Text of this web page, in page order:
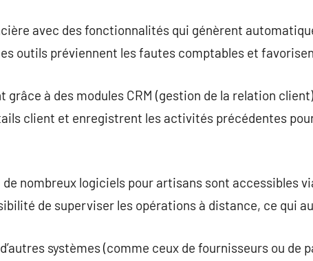
avec des fonctionnalités qui génèrent
outils préviennent les fautes comptables et
grâce à des modules CRM (gestion de la relation
client et enregistrent les activités précédentes
nombreux logiciels pour artisans sont accessibles
de superviser les opérations à distance, ce qui
systèmes (comme ceux de fournisseurs ou de